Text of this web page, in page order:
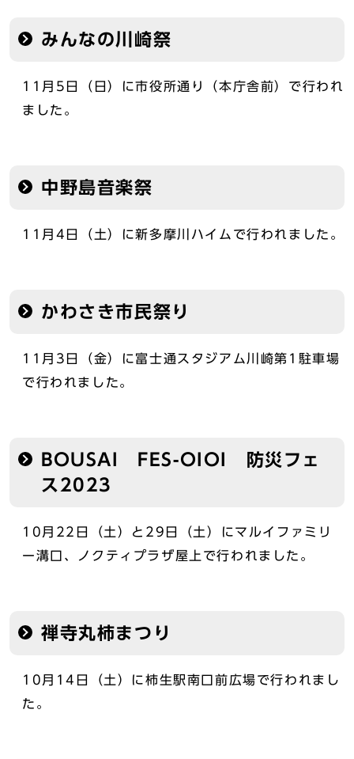
みんなの川崎祭
11月5日（日）に市役所通り（本庁舎前）で行われ
ました。
中野島音楽祭
11月4日（土）に新多摩川ハイムで行われました。
かわさき市民祭り
11月3日（金）に富士通スタジアム川崎第1駐車場
で行われました。
BOUSAI FES-OIOI 防災フェ
ス2023
10月22日（土）と29日（土）にマルイファミリ
ー溝口、ノクティプラザ屋上で行われました。
禅寺丸柿まつり
10月14日（土）に柿生駅南口前広場で行われまし
た。